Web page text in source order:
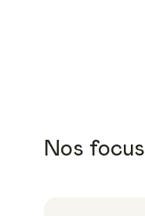
Nos focus